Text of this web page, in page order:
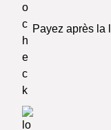
Payez après la